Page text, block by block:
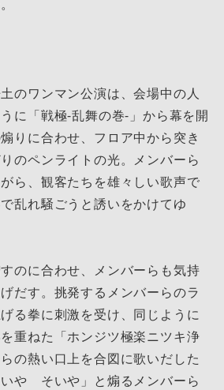
のワンマン公演は、会場中の人
に「戦極-乱舞の巻-」から幕を開
りに合わせ、フロア中から突き
のペンライトの光。メンバーら
ら、観客たちを雄々しい歌声で
乱れ騒ごうと誘いをかけてゆ
のに合わせ、メンバーらも気持
だす。挑発するメンバーらのラ
る拳に刺激を受け、同じように
重ねた「ホンジツ極楽ニツキ浄
の熱い口上を合図に歌いだした
いや そいや」と煽るメンバーら